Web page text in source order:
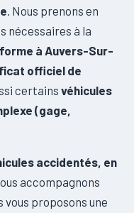
. Nous prenons en
nécessaires à la
à Auvers-Sur-
officiel de
certains véhicules
(gage,
accidentés, en
accompagnons
vous proposons une